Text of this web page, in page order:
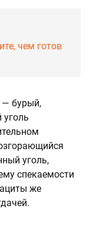
чем готов
— бурый,
уголь,
спекаемости
же